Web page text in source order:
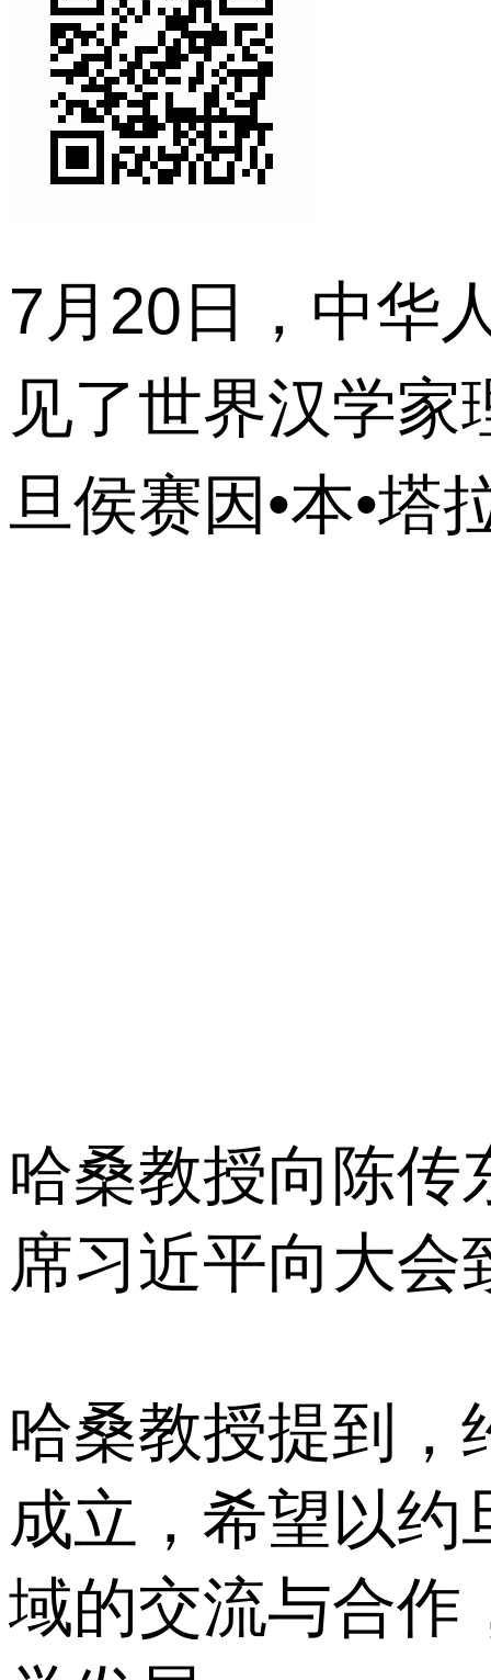
7月20日，中华
见了世界汉学
旦侯赛因•本•塔
哈桑教授向陈传
席习近平向大
哈桑教授提到，
成立，希望以约
域的交流与合作